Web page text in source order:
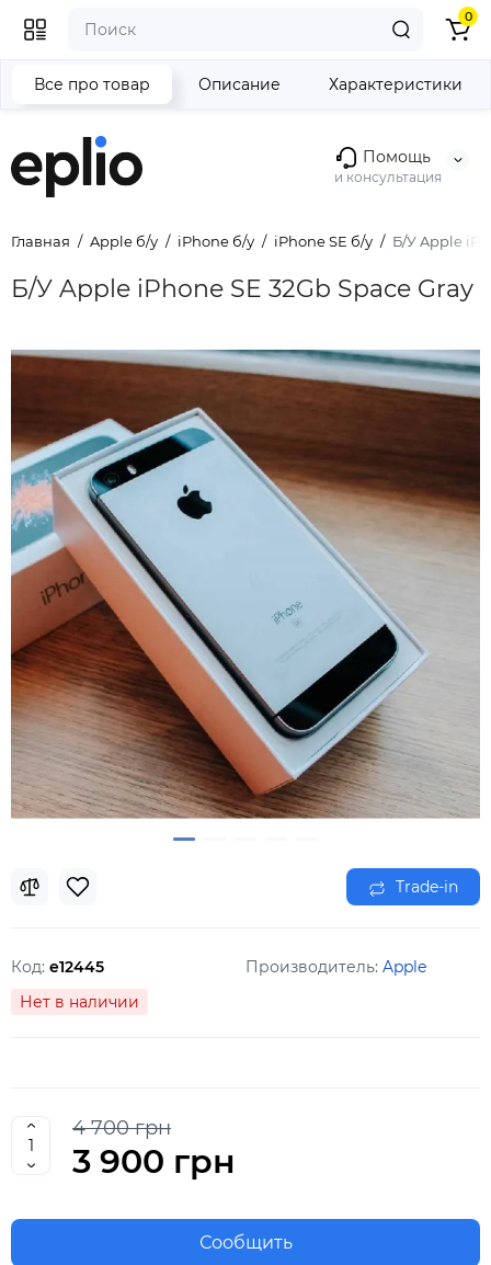
Помощь
и консультация
0
Главная Apple б/у iPhone б/у iPhone SE б/у Б/У Apple
Б/У Apple iPhone SE 32Gb Space Gray
Все про товар Описание Характеристики
Trade-in
Код: e12445 Производитель: Apple
Нет в наличии
4 700 грн
3 900 грн
Сообщить